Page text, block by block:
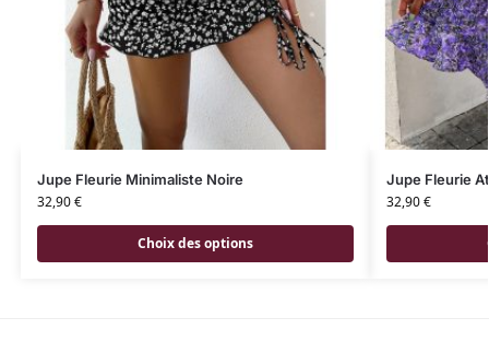
Jupe Fleurie Minimaliste Noire
32,90€
Choix des options
Jupe Fleurie
32,90€